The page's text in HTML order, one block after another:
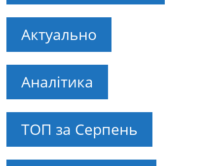
Актуально
Аналітика
ТОП за Серпень